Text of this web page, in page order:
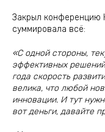
Закрыл конференцию
суммировала всё:
«С одной стороны,
эффективных
года скорость
велика, что любой
инновации. И тут
вот деньги, давайте